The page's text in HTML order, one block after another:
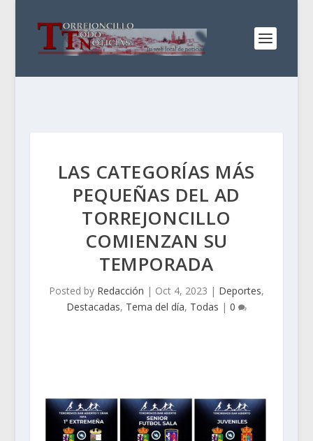
LAS CATEGORÍAS MÁS
PEQUEÑAS DEL AD
TORREJONCILLO
COMIENZAN SU
TEMPORADA
Posted by Redacción | Oct 4, 2023 | Deportes,
Destacadas, Tema del día, Todas | 0